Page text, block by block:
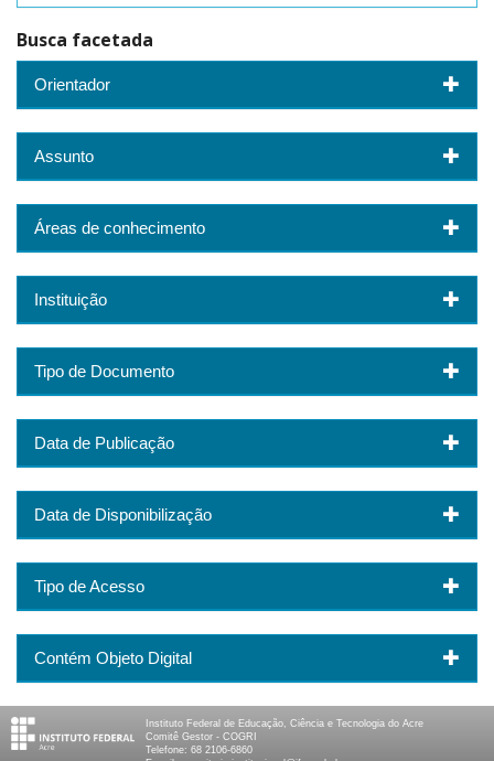
Busca facetada
Orientador
Assunto
Áreas de conhecimento
Instituição
Tipo de Documento
Data de Publicação
Data de Disponibilização
Tipo de Acesso
Contém Objeto Digital
Instituto Federal de Educação, Ciência e Tecnologia do Acre
Comitê Gestor - COGRI
Telefone: 68 2106-6860